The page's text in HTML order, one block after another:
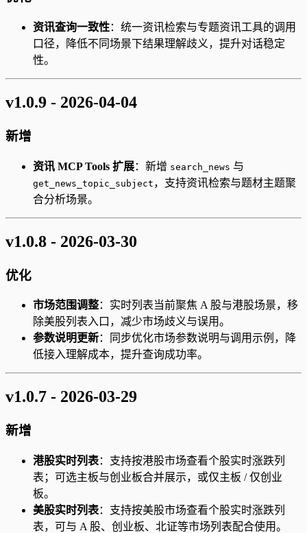
资讯查询一致性：统一资讯检索与专题资讯工具的调用
口径，降低不同场景下结果理解歧义，提升对话稳定
性。
v1.0.9 - 2026-04-04
新增
资讯 MCP Tools 扩展：新增 search_news 与
get_news_topic_subject ，支持资讯检索与题材主题聚
合分析场景。
v1.0.8 - 2026-03-30
优化
市场范围调整：实时列表当前聚焦 A 股与港股场景，移
除美股列表入口，减少市场歧义与误用。
参数说明更新：同步优化市场参数说明与调用示例，降
低接入理解成本，提升查询成功率。
v1.0.7 - 2026-03-29
新增
港股实时列表：支持按港股市场查看个股实时涨跌列
表；可选主板与创业板合并展示，或仅主板 / 仅创业
板。
美股实时列表：支持按美股市场查看个股实时涨跌列
表，可与 A 股、创业板、北证等市场列表配合使用。